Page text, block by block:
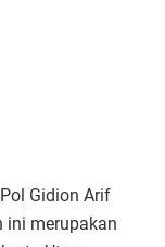
Gidion Arif
ini merupakan